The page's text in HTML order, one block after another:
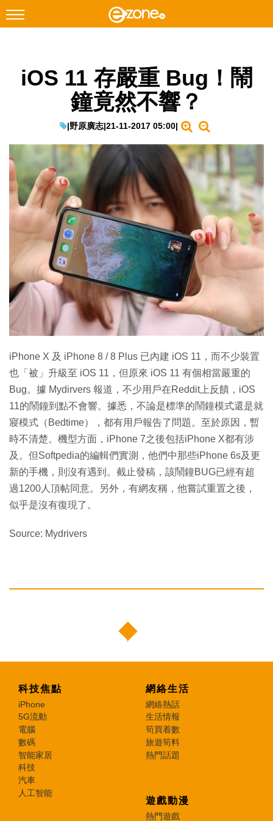
Facebook Instagram
遊戲動漫
教學評測
EduTech
IT Times
生成式AI與雲端應用
Enterprise Digital Transformation
特集
iOS 11 存嚴重 Bug！鬧
鐘竟然不響？
|野原廣志|21-11-2017 05:00|
iPhone X 及 iPhone 8 / 8 Plus 已內建 iOS 11，而不少裝置
也「被」升級至 iOS 11，但原來 iOS 11 有個相當嚴重的
Bug。據 Mydirvers 報道，不少用戶在Reddit上反饋，iOS
11的鬧鐘到點不會響。據悉，不論是標準的鬧鐘模式還是就
寢模式（Bedtime），都有用戶報告了問題。至於原因，暫
時不清楚。機型方面，iPhone 7之後包括iPhone X都有涉
及。但Softpedia的編輯們實測，他們中那些iPhone 6s及更
新的手機，則沒有遇到。截止發稿，該鬧鐘BUG已經有超
過1200人頂帖同意。另外，有網友稱，他嘗試重置之後，
似乎是沒有復現了。
Source: Mydrivers
科技焦點
iPhone
5G流動
電腦
數碼
智能家居
科技
汽車
人工智能
網絡生活
網絡熱話
生活情報
筍買着數
旅遊筍料
熱門話題
遊戲動漫
熱門遊戲